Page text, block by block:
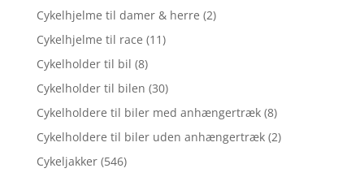
Cykelhjelme til damer & herre (2)
Cykelhjelme til race (11)
Cykelholder til bil (8)
Cykelholder til bilen (30)
Cykelholdere til biler med anhængertræk (8)
Cykelholdere til biler uden anhængertræk (2)
Cykeljakker (546)